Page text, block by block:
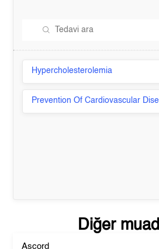
Hypercholesterolemia
Prevention Of Cardiovascular
Diğer
Ascord